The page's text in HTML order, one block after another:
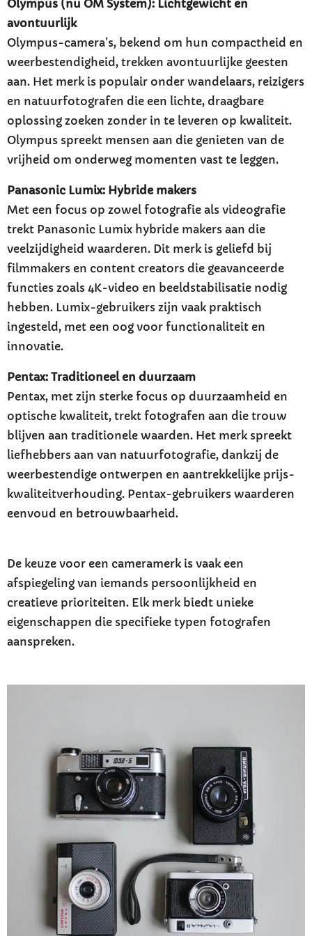
Olympus (nu OM System): Lichtgewicht en
avontuurlijk
Olympus-camera’s, bekend om hun compactheid en
weerbestendigheid, trekken avontuurlijke geesten
aan. Het merk is populair onder wandelaars, reizigers
en natuurfotografen die een lichte, draagbare
oplossing zoeken zonder in te leveren op kwaliteit.
Olympus spreekt mensen aan die genieten van de
vrijheid om onderweg momenten vast te leggen.
Panasonic Lumix: Hybride makers
Met een focus op zowel fotografie als videografie
trekt Panasonic Lumix hybride makers aan die
veelzijdigheid waarderen. Dit merk is geliefd bij
filmmakers en content creators die geavanceerde
functies zoals 4K-video en beeldstabilisatie nodig
hebben. Lumix-gebruikers zijn vaak praktisch
ingesteld, met een oog voor functionaliteit en
innovatie.
Pentax: Traditioneel en duurzaam
Pentax, met zijn sterke focus op duurzaamheid en
optische kwaliteit, trekt fotografen aan die trouw
blijven aan traditionele waarden. Het merk spreekt
liefhebbers aan van natuurfotografie, dankzij de
weerbestendige ontwerpen en aantrekkelijke prijs-
kwaliteitverhouding. Pentax-gebruikers waarderen
eenvoud en betrouwbaarheid.
De keuze voor een cameramerk is vaak een
afspiegeling van iemands persoonlijkheid en
creatieve prioriteiten. Elk merk biedt unieke
eigenschappen die specifieke typen fotografen
aanspreken.